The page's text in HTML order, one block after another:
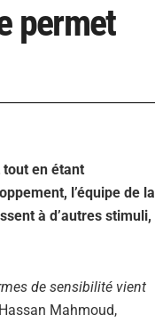
permet
en étant
l’équipe de la
à d’autres stimuli,
de sensibilité vient
Mahmoud,